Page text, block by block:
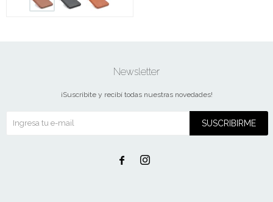
Newsletter
¡Suscribite y recibí todas nuestras novedades!
SUSCRIBIRME
 